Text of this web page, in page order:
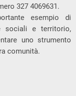
327 4069631.
esempio di
sociali e territorio,
uno strumento
comunità.